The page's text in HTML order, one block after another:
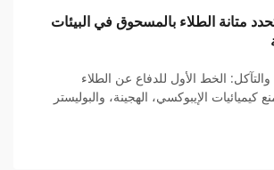
تحدد متانة الطلاء بالمسحوق في البيئات
والتآكل: الخط الأول للدفاع عن الطلاء
الإيبوكسي، الهجينة، والبوليستر
كيميائيات راتنج مختلفة...